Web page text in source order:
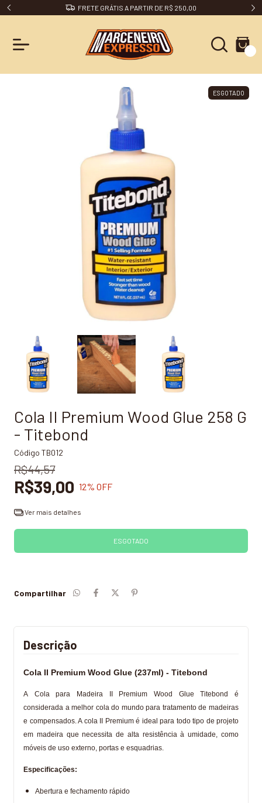
FRETE GRÁTIS A PARTIR DE R$ 250,00
ESGOTADO
Cola II Premium Wood Glue 258 G
- Titebond
Código TB012
R$44,57
R$39,00 12% OFF
Ver mais detalhes
Compartilhar
Descrição
Cola II Premium Wood Glue (237ml) - Titebond
A Cola para Madeira II Premium Wood Glue Titebond é
considerada a melhor cola do mundo para tratamento de madeiras
e compensados. A cola II Premium é ideal para todo tipo de projeto
em madeira que necessita de alta resistência à umidade, como
móveis de uso externo, portas e esquadrias.
Especificações:
Abertura e fechamento rápido